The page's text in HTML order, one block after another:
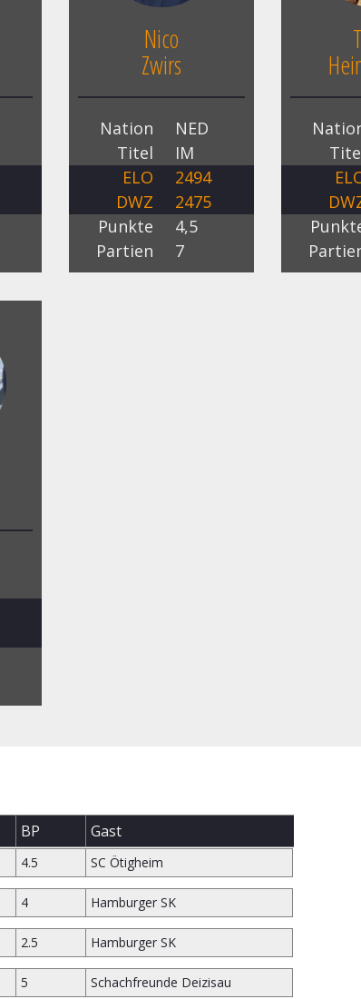
Nico
Zwirs
Nation
NED
Titel
IM
ELO
2494
DWZ
2475
Punkte
4,5
Partien
7
BP Gast
4.5 SC Ötigheim
4 Hamburger SK
2.5 Hamburger SK
5 Schachfreunde Deizisau